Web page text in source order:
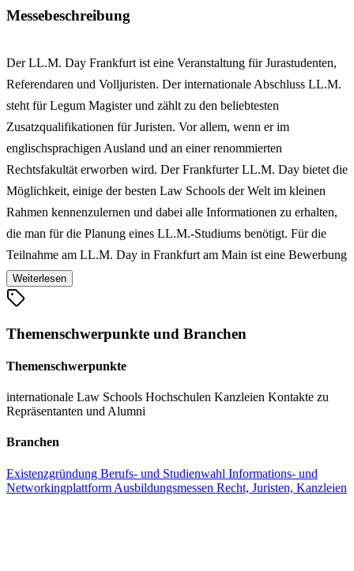
Messebeschreibung
Der LL.M. Day Frankfurt ist eine Veranstaltung für Jurastudenten,
Referendaren und Volljuristen. Der internationale Abschluss LL.M.
steht für Legum Magister und zählt zu den beliebtesten
Zusatzqualifikationen für Juristen. Vor allem, wenn er im
englischsprachigen Ausland und an einer renommierten
Rechtsfakultät erworben wird. Der Frankfurter LL.M. Day bietet die
Möglichkeit, einige der besten Law Schools der Welt im kleinen
Rahmen kennenzulernen und dabei alle Informationen zu erhalten,
die man für die Planung eines LL.M.-Studiums benötigt. Für die
Teilnahme am LL.M. Day in Frankfurt am Main ist eine Bewerbung
erforderlich.
Weiterlesen
Themenschwerpunkte und Branchen
Themenschwerpunkte
internationale Law Schools Hochschulen Kanzleien Kontakte zu
Repräsentanten und Alumni
Branchen
Existenzgründung Berufs- und Studienwahl Informations- und
Networkingplattform Ausbildungsmessen Recht, Juristen, Kanzleien